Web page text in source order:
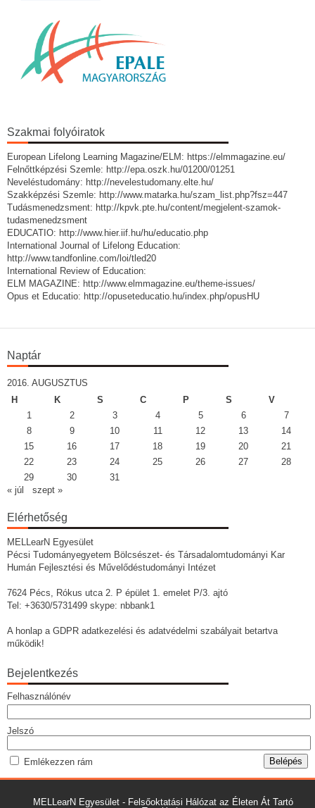
Szakmai folyóiratok
European Lifelong Learning Magazine/ELM: https://elmmagazine.eu/
Felnőttképzési Szemle: http://epa.oszk.hu/01200/01251
Neveléstudomány: http://nevelestudomany.elte.hu/
Szakképzési Szemle: http://www.matarka.hu/szam_list.php?fsz=447
Tudásmenedzsment: http://kpvk.pte.hu/content/megjelent-szamok-
tudasmenedzsment
EDUCATIO: http://www.hier.iif.hu/hu/educatio.php
International Journal of Lifelong Education:
http://www.tandfonline.com/loi/tled20
International Review of Education:
ELM MAGAZINE: http://www.elmmagazine.eu/theme-issues/
Opus et Educatio: http://opuseteducatio.hu/index.php/opusHU
Naptár
2016. AUGUSZTUS
H
K S C P S
V
1
2 3 4 5 6
7
8
9 10 11 12 13
14
15
16 17 18 19 20
21
22
23 24 25 26 27
28
29
30
31
« júl
szept »
Elérhetőség
MELLearN Egyesület
Pécsi Tudományegyetem Bölcsészet- és Társadalomtudományi Kar
Humán Fejlesztési és Művelődéstudományi Intézet
7624 Pécs, Rókus utca 2. P épület 1. emelet P/3. ajtó
Tel: +3630/5731499 skype: nbbank1
A honlap a GDPR adatkezelési és adatvédelmi szabályait betartva
működik!
Bejelentkezés
Felhasználónév
Jelszó
Emlékezzen rám
MELLearN Egyesület - Felsőoktatási Hálózat az Életen Át Tartó